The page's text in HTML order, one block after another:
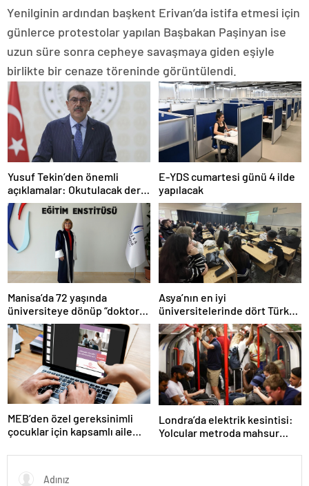
Yenilginin ardından başkent Erivan’da istifa etmesi için
günlerce protestolar yapılan Başbakan Paşinyan ise
uzun süre sonra cepheye savaşmaya giden eşiyle
birlikte bir cenaze töreninde görüntülendi.
Yusuf Tekin’den önemli
açıklamalar: Okutulacak dersi
kalmamış öğretmene branş
değişikliği masada
E-YDS cumartesi günü 4 ilde
yapılacak
Manisa’da 72 yaşında
üniversiteye dönüp “doktor”
ünvanı aldı
Asya’nın en iyi
üniversitelerinde dört Türk
okulu ilk 100’de
MEB’den özel gereksinimli
çocuklar için kapsamlı aile
Londra’da elektrik kesintisi:
Yolcular metroda mahsur